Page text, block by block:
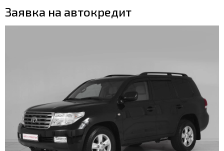
Заявка на автокредит